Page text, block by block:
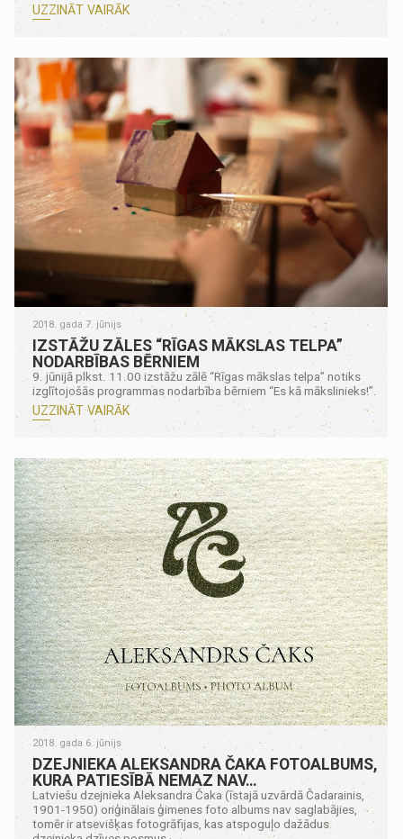
UZZINĀT VAIRĀK
2018. gada 7. jūnijs
IZSTĀŽU ZĀLES “RĪGAS MĀKSLAS TELPA”
NODARBĪBAS BĒRNIEM
9. jūnijā plkst. 11.00 izstāžu zālē “Rīgas mākslas telpa” notiks
izglītojošās programmas nodarbība bērniem “Es kā mākslinieks!”.
UZZINĀT VAIRĀK
2018. gada 6. jūnijs
DZEJNIEKA ALEKSANDRA ČAKA FOTOALBUMS,
KURA PATIESĪBĀ NEMAZ NAV…
Latviešu dzejnieka Aleksandra Čaka (īstajā uzvārdā Čadarainis,
1901-1950) oriģinālais ģimenes foto albums nav saglabājies,
tomēr ir atsevišķas fotogrāfijas, kas atspoguļo dažādus